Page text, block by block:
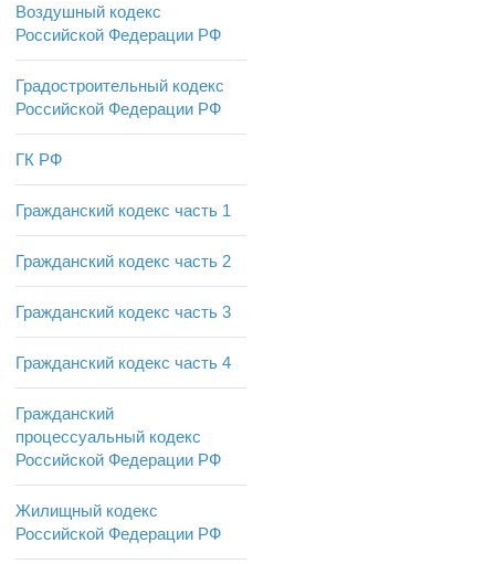
Воздушный кодекс
Российской Федерации РФ
Градостроительный кодекс
Российской Федерации РФ
ГК РФ
Гражданский кодекс часть 1
Гражданский кодекс часть 2
Гражданский кодекс часть 3
Гражданский кодекс часть 4
Гражданский
процессуальный кодекс
Российской Федерации РФ
Жилищный кодекс
Российской Федерации РФ